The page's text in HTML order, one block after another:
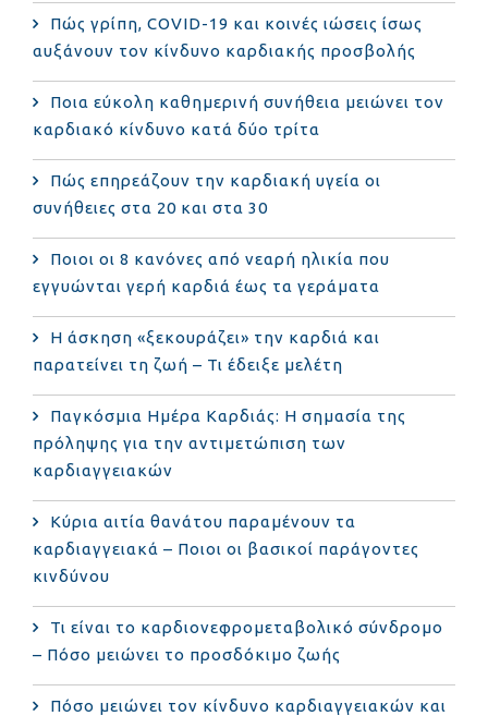
Πώς γρίπη, COVID-19 και κοινές ιώσεις ίσως
αυξάνουν τον κίνδυνο καρδιακής προσβολής
Ποια εύκολη καθημερινή συνήθεια μειώνει τον
καρδιακό κίνδυνο κατά δύο τρίτα
Πώς επηρεάζουν την καρδιακή υγεία οι
συνήθειες στα 20 και στα 30
Ποιοι οι 8 κανόνες από νεαρή ηλικία που
εγγυώνται γερή καρδιά έως τα γεράματα
Η άσκηση «ξεκουράζει» την καρδιά και
παρατείνει τη ζωή – Τι έδειξε μελέτη
Παγκόσμια Ημέρα Καρδιάς: Η σημασία της
πρόληψης για την αντιμετώπιση των
καρδιαγγειακών
Κύρια αιτία θανάτου παραμένουν τα
καρδιαγγειακά – Ποιοι οι βασικοί παράγοντες
κινδύνου
Τι είναι το καρδιονεφρομεταβολικό σύνδρομο
– Πόσο μειώνει το προσδόκιμο ζωής
Πόσο μειώνει τον κίνδυνο καρδιαγγειακών και